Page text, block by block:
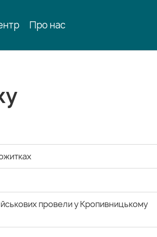
Про нас
провели у Кропивницькому